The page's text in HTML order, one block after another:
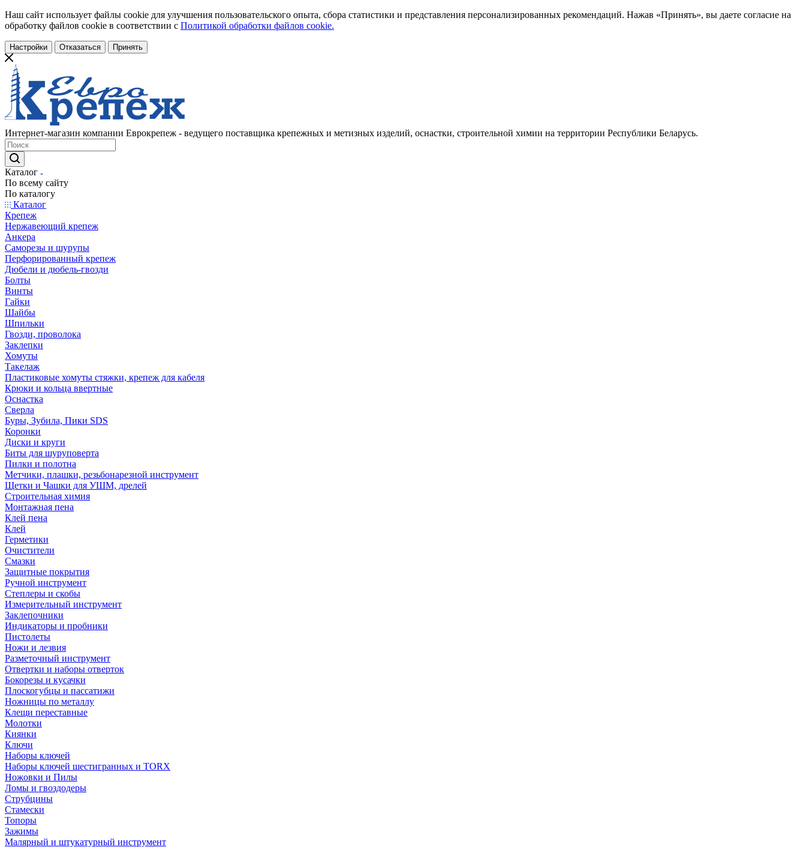
Наш сайт использует файлы cookie для улучшения пользовательского опыта, сбора статистики и представления персонализированных рекомендаций. Нажав «Принять», вы даете согласие на
обработку файлов cookie в соответствии с Политикой обработки файлов cookie.
Настройки Отказаться Принять
Интернет-магазин компании Еврокрепеж - ведущего поставщика крепежных и метизных изделий, оснастки, строительной химии на территории Республики Беларусь.
Каталог
По всему сайту
По каталогу
Каталог
Крепеж
Нержавеющий крепеж
Анкера
Саморезы и шурупы
Перфорированный крепеж
Дюбели и дюбель-гвозди
Болты
Винты
Гайки
Шайбы
Шпильки
Гвозди, проволока
Заклепки
Хомуты
Такелаж
Пластиковые хомуты стяжки, крепеж для кабеля
Крюки и кольца ввертные
Оснастка
Сверла
Буры, Зубила, Пики SDS
Коронки
Диски и круги
Биты для шуруповерта
Пилки и полотна
Метчики, плашки, резьбонарезной инструмент
Щетки и Чашки для УШМ, дрелей
Строительная химия
Монтажная пена
Клей пена
Клей
Герметики
Очистители
Смазки
Защитные покрытия
Ручной инструмент
Степлеры и скобы
Измерительный инструмент
Заклепочники
Индикаторы и пробники
Пистолеты
Ножи и лезвия
Разметочный инструмент
Отвертки и наборы отверток
Бокорезы и кусачки
Плоскогубцы и пассатижи
Ножницы по металлу
Клещи переставные
Молотки
Киянки
Ключи
Наборы ключей
Наборы ключей шестигранных и TORX
Ножовки и Пилы
Ломы и гвоздодеры
Струбцины
Стамески
Топоры
Зажимы
Малярный и штукатурный инструмент